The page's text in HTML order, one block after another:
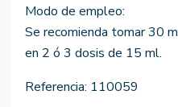
Modo de empleo:
Se recomienda tomar 30
en 2 ó 3 dosis de 15 ml.
Referencia: 110059